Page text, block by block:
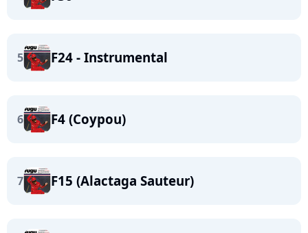
5 F24 - Instrumental
6 F4 (Coypou)
7 F15 (Alactaga Sauteur)